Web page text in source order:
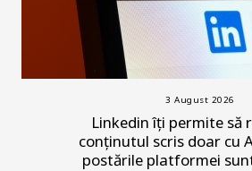
3 August 2026
Linkedin îți permite să
conținutul scris doar cu
postările platformei